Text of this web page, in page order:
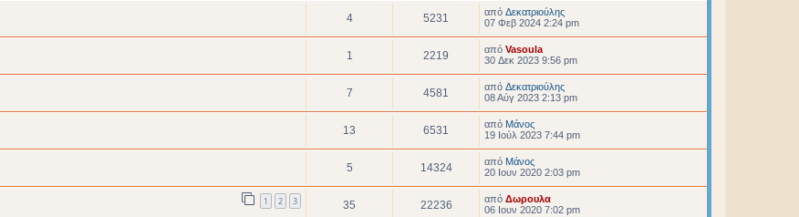
4 5231 από Δεκατριούλης
07 Φεβ 2024 2:24 pm
1 2219 από Vasoula
30 Δεκ 2023 9:56 pm
7 4581 από Δεκατριούλης
08 Αύγ 2023 2:13 pm
13 6531 από Μάνος
19 Ιούλ 2023 7:44 pm
5 14324 από Μάνος
20 Ιουν 2020 2:03 pm
1 2 3 35 22236 από Δωρουλα
06 Ιουν 2020 7:02 pm